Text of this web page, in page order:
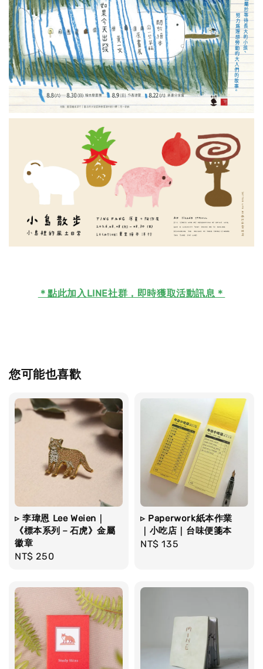
＊點此加入LINE社群，即時獲取活動訊息＊
您可能也喜歡
▹ 李瑋恩 Lee Weien｜
《標本系列－石虎》金屬
徽章
Regular
NT$ 250
▹ Paperwork紙本作業
｜小吃店｜台味便箋本
Regular
NT$ 135